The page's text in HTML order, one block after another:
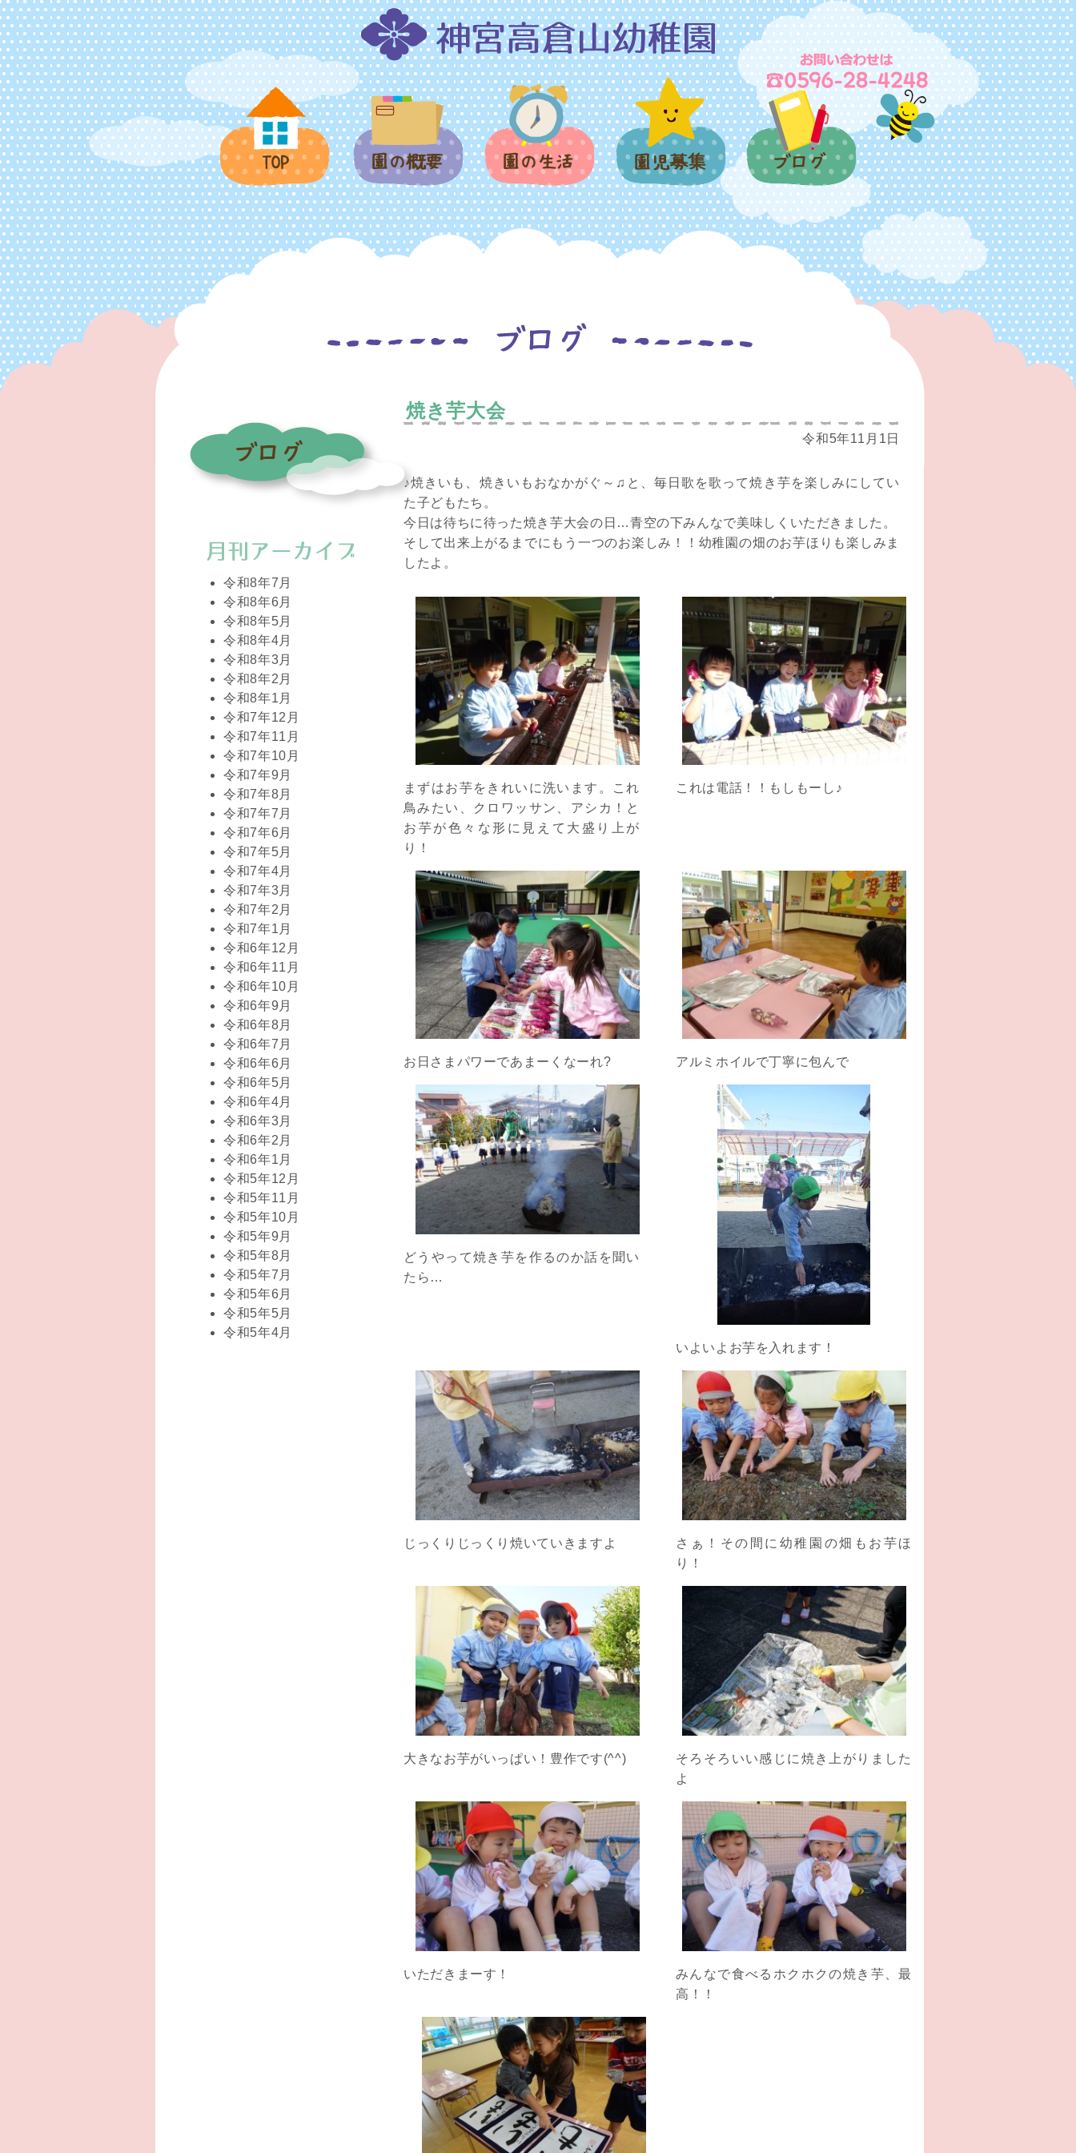
焼き芋大会
令和5年11月1日
♪焼きいも、焼きいもおなかがぐ～♫と、毎日歌を歌って焼き芋を楽しみにしてい
た子どもたち。
今日は待ちに待った焼き芋大会の日…青空の下みんなで美味しくいただきました。
そして出来上がるまでにもう一つのお楽しみ！！幼稚園の畑のお芋ほりも楽しみま
したよ。
まずはお芋をきれいに洗います。これ
鳥みたい、クロワッサン、アシカ！と
お芋が色々な形に見えて大盛り上が
り！
これは電話！！もしもーし♪
お日さまパワーであまーくなーれ? アルミホイルで丁寧に包んで
どうやって焼き芋を作るのか話を聞い
たら…
いよいよお芋を入れます！
じっくりじっくり焼いていきますよ
さぁ！その間に幼稚園の畑もお芋ほ
り！
大きなお芋がいっぱい！豊作です(^^)
そろそろいい感じに焼き上がりました
よ
いただきまーす！
みんなで食べるホクホクの焼き芋、最
高！！
令和8年7月
令和8年6月
令和8年5月
令和8年4月
令和8年3月
令和8年2月
令和8年1月
令和7年12月
令和7年11月
令和7年10月
令和7年9月
令和7年8月
令和7年7月
令和7年6月
令和7年5月
令和7年4月
令和7年3月
令和7年2月
令和7年1月
令和6年12月
令和6年11月
令和6年10月
令和6年9月
令和6年8月
令和6年7月
令和6年6月
令和6年5月
令和6年4月
令和6年3月
令和6年2月
令和6年1月
令和5年12月
令和5年11月
令和5年10月
令和5年9月
令和5年8月
令和5年7月
令和5年6月
令和5年5月
令和5年4月